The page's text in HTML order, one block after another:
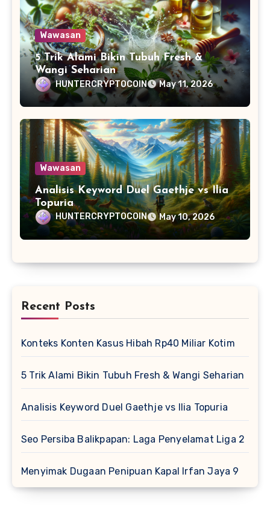
Wawasan
5 Trik Alami Bikin Tubuh Fresh &
Wangi Seharian
HUNTERCRYPTOCOIN May 11, 2026
Wawasan
Analisis Keyword Duel Gaethje vs Ilia
Topuria
HUNTERCRYPTOCOIN May 10, 2026
Recent Posts
Konteks Konten Kasus Hibah Rp40 Miliar Kotim
5 Trik Alami Bikin Tubuh Fresh & Wangi Seharian
Analisis Keyword Duel Gaethje vs Ilia Topuria
Seo Persiba Balikpapan: Laga Penyelamat Liga 2
Menyimak Dugaan Penipuan Kapal Irfan Jaya 9